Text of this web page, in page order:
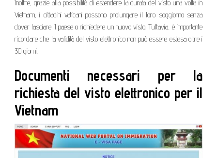
Inoltre, grazie alla possibilità di estendere la durata del visto una volta in
Vietnam, i cittadini vaticani possono prolungare il loro soggiorno senza
dover lasciare il paese o richiedere un nuovo visto. Tuttavia, è importante
ricordare che la validità del visto elettronico non può essere estesa oltre i
30 giorni.
Documenti necessari per la
richiesta del visto elettronico per il
Vietnam